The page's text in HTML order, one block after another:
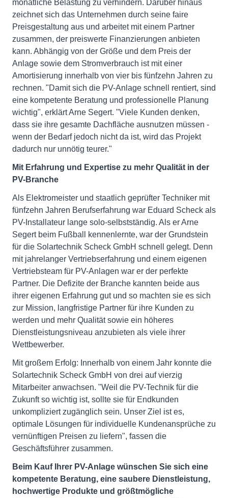
monatliche Belastung zu verhindern. Darüber hinaus
zeichnet sich das Unternehmen durch seine faire
Preisgestaltung aus und arbeitet mit einem Partner
zusammen, der preiswerte Finanzierungen anbieten
kann. Abhängig von der Größe und dem Preis der
Anlage sowie dem Stromverbrauch ist mit einer
Amortisierung innerhalb von vier bis fünfzehn Jahren zu
rechnen. "Damit sich die PV-Anlage schnell rentiert, sind
eine kompetente Beratung und professionelle Planung
wichtig", erklärt Arne Segert. "Viele Kunden denken,
dass sie ihre gesamte Dachfläche ausnutzen müssen -
wenn der Bedarf jedoch nicht da ist, wird das Projekt
dadurch nur unnötig teurer."
Mit Erfahrung und Expertise zu mehr Qualität in der
PV-Branche
Als Elektromeister und staatlich geprüfter Techniker mit
fünfzehn Jahren Berufserfahrung war Eduard Scheck als
PV-Installateur lange solo-selbstständig. Als er Arne
Segert beim Fußball kennenlernte, war der Grundstein
für die Solartechnik Scheck GmbH schnell gelegt. Denn
mit jahrelanger Vertriebserfahrung und einem eigenen
Vertriebsteam für PV-Anlagen war er der perfekte
Partner. Die Defizite der Branche kannten beide aus
ihrer eigenen Erfahrung gut und so machten sie es sich
zur Mission, langfristige Partner für ihre Kunden zu
werden und mehr Qualität sowie ein höheres
Dienstleistungsniveau anzubieten als viele ihrer
Wettbewerber.
Mit großem Erfolg: Innerhalb von einem Jahr konnte die
Solartechnik Scheck GmbH von drei auf vierzig
Mitarbeiter anwachsen. "Weil die PV-Technik für die
Zukunft so wichtig ist, sollte sie für Endkunden
unkompliziert zugänglich sein. Unser Ziel ist es,
optimale Lösungen für individuelle Kundenansprüche zu
vernünftigen Preisen zu liefern", fassen die
Geschäftsführer zusammen.
Beim Kauf Ihrer PV-Anlage wünschen Sie sich eine
kompetente Beratung, eine saubere Dienstleistung,
hochwertige Produkte und größtmögliche